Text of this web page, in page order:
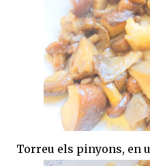
Torreu els pinyons, en